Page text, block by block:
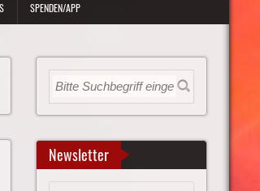
SPENDEN/APP
Newsletter